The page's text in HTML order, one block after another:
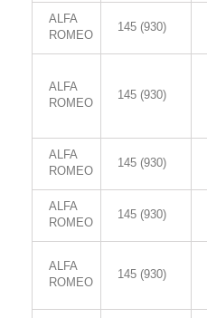
ALFA
ROMEO
145 (930)
ALFA
ROMEO
145 (930)
ALFA
ROMEO
145 (930)
ALFA
ROMEO
145 (930)
ALFA
ROMEO
145 (930)